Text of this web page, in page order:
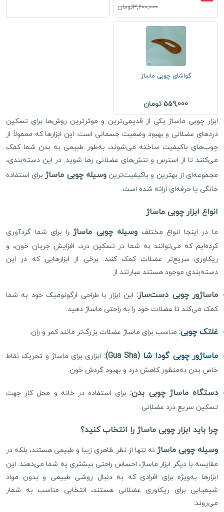
3,600,000تومان
گواشای چوبی ماساژ
559,000 تومان
ابزار چوبی ماساژ یکی از قدیمی‌ترین و موثرترین روش‌ها برای تسکین
دردهای عضلانی و بهبود وضعیت جسمانی است. این ابزارها که معمولاً از
چوب‌های باکیفیت ساخته می‌شوند، به‌طور طبیعی به بدن شما کمک
می‌کنند تا از استرس و تنش‌های عضلانی رها شوید. در این دسته‌بندی،
مجموعه‌ای از بهترین و باکیفیت‌ترینوسیله چوبی ماساژ برای استفاده
خانگی یا حرفه‌ای ارائه شده است.
انواع ابزار چوبی ماساژ
ما در اینجا انواع مختلف وسیله چوبی ماساژ را برای شما گردآوری
کرده‌ایم که می‌توانند به شما در تسکین درد، افزایش جریان خون، و
ریکاوری سریع‌تر عضلات کمک کنند. برخی از ابزارهایی که در این
دسته‌بندی موجود هستند عبارتند از:
ماساژور چوبی دست‌ساز:این ابزار با طراحی ارگونومیک خود به شما
کمک می‌کند تا عضلات خود را به راحتی ماساژ دهید.
غلتک چوبی: مناسب برای ماساژ عضلات بزرگ‌تر مانند کمر و ران.
ماساژور چوبی گودا شا (Gua Sha):
ابزاری برای ماساژ و تحریک نقاط
خاص بدن به‌منظور کاهش درد و بهبود گردش خون.
دستگاه ماساژ چوبی بدن:برای استفاده در خانه و محل کار جهت
تسکین سریع درد عضلانی.
چرا باید ابزار چوبی ماساژ را انتخاب کنید؟
وسیله چوبی ماساژ نه تنها از نظر ظاهری زیبا و طبیعی هستند، بلکه در
مقایسه با دیگر ابزار ماساژ، احساس راحتی بیشتری به شما می‌دهند. این
ابزارها به‌ویژه برای افرادی که به دنبال روشی طبیعی و بدون مواد
شیمیایی برای ریکاوری عضلانی هستند، انتخابی مناسب به شمار
می‌روند.